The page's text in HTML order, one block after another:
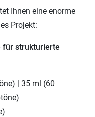
Ihnen eine enorme
Projekt:
für strukturierte
| 35 ml (60